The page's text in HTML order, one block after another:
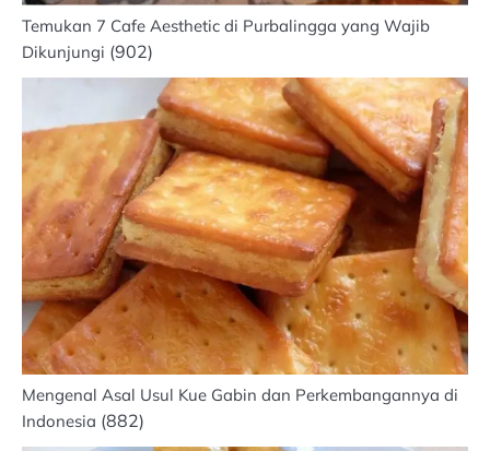
Temukan 7 Cafe Aesthetic di Purbalingga yang Wajib
Dikunjungi (902)
Mengenal Asal Usul Kue Gabin dan Perkembangannya di
Indonesia (882)